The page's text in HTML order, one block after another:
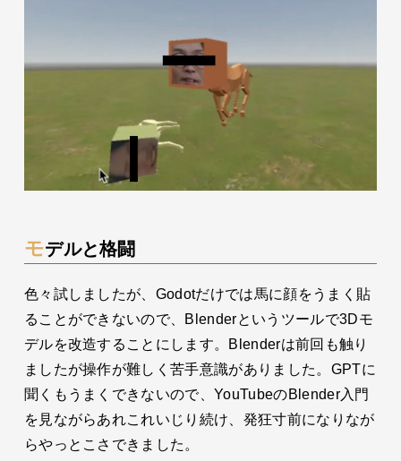
モデルと格闘
色々試しましたが、Godotだけでは馬に顔をうまく貼
ることができないので、Blenderというツールで3Dモ
デルを改造することにします。Blenderは前回も触り
ましたが操作が難しく苦手意識がありました。GPTに
聞くもうまくできないので、YouTubeのBlender入門
を見ながらあれこれいじり続け、発狂寸前になりなが
らやっとこさできました。